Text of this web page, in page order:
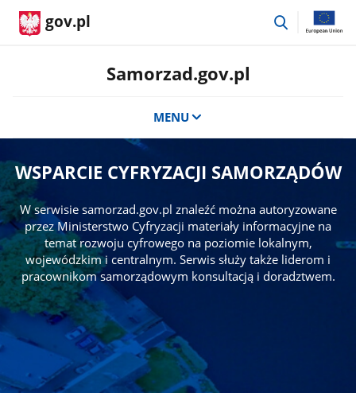
gov.pl
przejdź
Samorzad.gov.pl
MENU
WSPARCIE CYFRYZACJI SAMORZĄDÓW
W serwisie samorzad.gov.pl znaleźć można autoryzowane
przez Ministerstwo Cyfryzacji materiały informacyjne na
temat rozwoju cyfrowego na poziomie lokalnym,
wojewódzkim i centralnym. Serwis służy także liderom i
pracownikom samorządowym konsultacją i doradztwem.